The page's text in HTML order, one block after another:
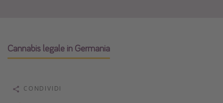
Vacanze estate 2026
Vacanze di Pasqua 2026
Vacanze con bambini
Cannabis legale in Germania
CONDIVIDI